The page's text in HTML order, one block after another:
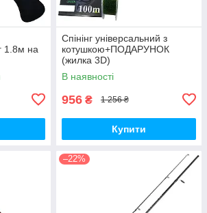
1.8м на
Спінінг універсальний з
котушкою+ПОДАРУНОК
(жилка 3D)
В наявності
956 ₴ 1 256 ₴
Купити
–22%